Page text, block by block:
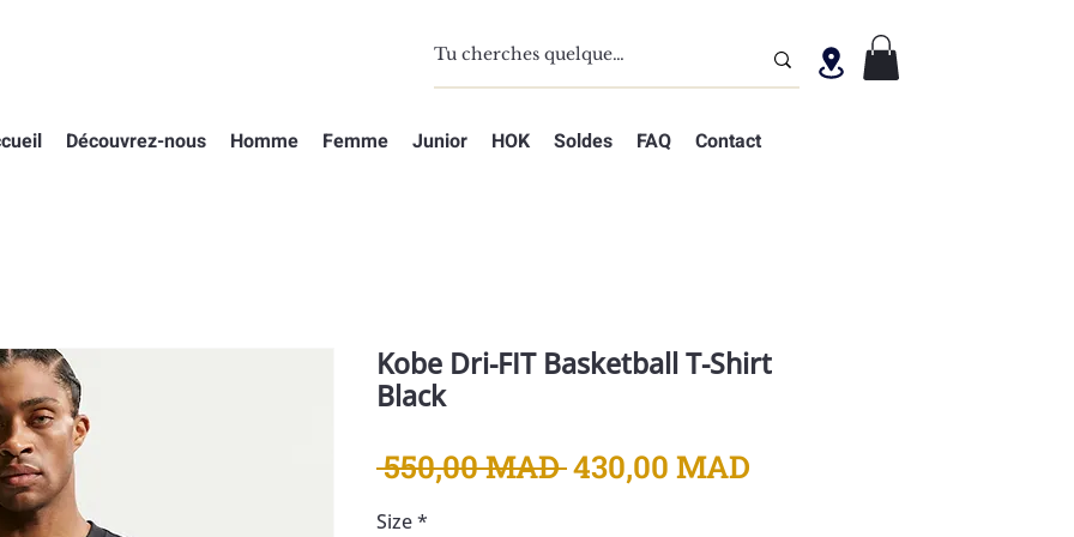
Découvrez-nous Homme Femme Junior HOK Soldes FAQ Contact
Kobe Dri-FIT Basketball T-Shirt
Black
550,00 MAD Prix
430,00 MAD
Size*